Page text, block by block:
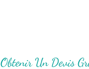
Obtenir Un Devis